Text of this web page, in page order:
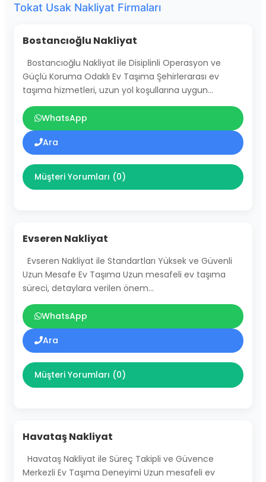
Tokat Usak Nakliyat Firmaları
Bostancıoğlu Nakliyat
Bostancıoğlu Nakliyat ile Disiplinli Operasyon ve
Güçlü Koruma Odaklı Ev Taşıma Şehirlerarası ev
taşıma hizmetleri, uzun yol koşullarına uygun…
WhatsApp
Ara
Müşteri Yorumları (0)
Evseren Nakliyat
Evseren Nakliyat ile Standartları Yüksek ve Güvenli
Uzun Mesafe Ev Taşıma Uzun mesafeli ev taşıma
süreci, detaylara verilen önem…
WhatsApp
Ara
Müşteri Yorumları (0)
Havataş Nakliyat
Havataş Nakliyat ile Süreç Takipli ve Güvence
Merkezli Ev Taşıma Deneyimi Uzun mesafeli ev